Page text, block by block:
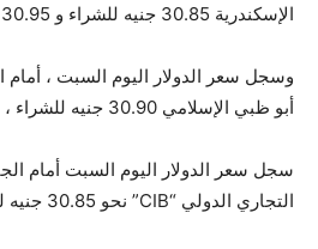
الإسكندرية 30.85 جنيه للشراء و 30.95 جنيه للبيع.
وسجل سعر الدولار اليوم السبت ،
أبو ظبي الإسلامي 30.90 جنيه للشراء ، 30.95 جنيه للبيع.
سجل سعر الدولار اليوم السبت أمام
التجاري الدولي “CIB” نحو 30.85 جنيه للشراء ، 30.95 جنيه للبيع